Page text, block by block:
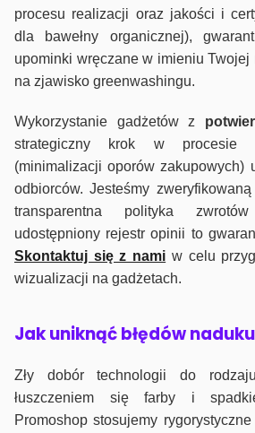
procesu realizacji oraz jakości i
dla bawełny organicznej),
upominki wręczane w imieniu
na zjawisko greenwashingu.
Wykorzystanie gadżetów z
strategiczny krok w procesie
(minimalizacji oporów zakupowych)
odbiorców. Jesteśmy
transparentna polityka
udostępniony rejestr opinii to
Skontaktuj się z nami w celu
wizualizacji na gadżetach.
Jak uniknąć błędów
Zły dobór technologii do
łuszczeniem się farby i
Promoshop stosujemy